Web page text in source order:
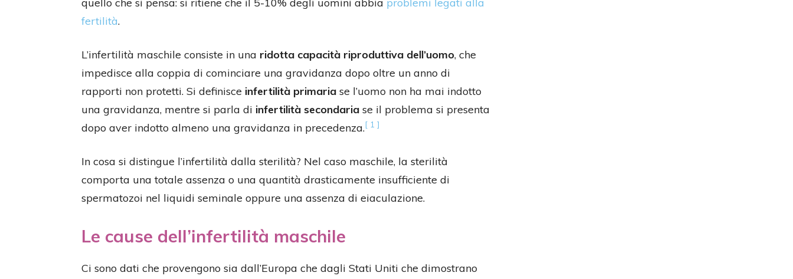
fertilità.
L’infertilità maschile consiste in una ridotta capacità riproduttiva dell’uomo, che
impedisce alla coppia di cominciare una gravidanza dopo oltre un anno di
rapporti non protetti. Si definisce infertilità primaria se l’uomo non ha mai indotto
una gravidanza, mentre si parla di infertilità secondaria se il problema si presenta
dopo aver indotto almeno una gravidanza in precedenza.[ 1 ]
In cosa si distingue l’infertilità dalla sterilità? Nel caso maschile, la sterilità
comporta una totale assenza o una quantità drasticamente insufficiente di
spermatozoi nel liquidi seminale oppure una assenza di eiaculazione.
Le cause dell’infertilità maschile
Ci sono dati che provengono sia dall’Europa che dagli Stati Uniti che dimostrano